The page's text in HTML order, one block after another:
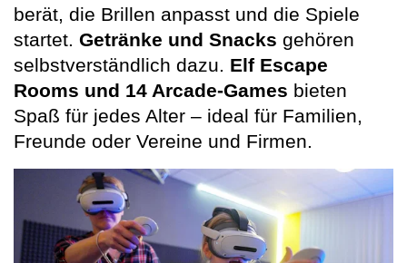
berät, die Brillen anpasst und die Spiele
startet. Getränke und Snacks gehören
selbstverständlich dazu. Elf Escape
Rooms und 14 Arcade-Games bieten
Spaß für jedes Alter – ideal für Familien,
Freunde oder Vereine und Firmen.